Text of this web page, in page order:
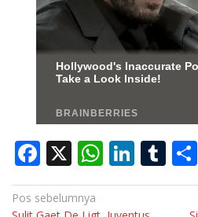
F
ac
e
X W
h
at
Li
n
k
T
u
Navigasi
Pos sebelumnya